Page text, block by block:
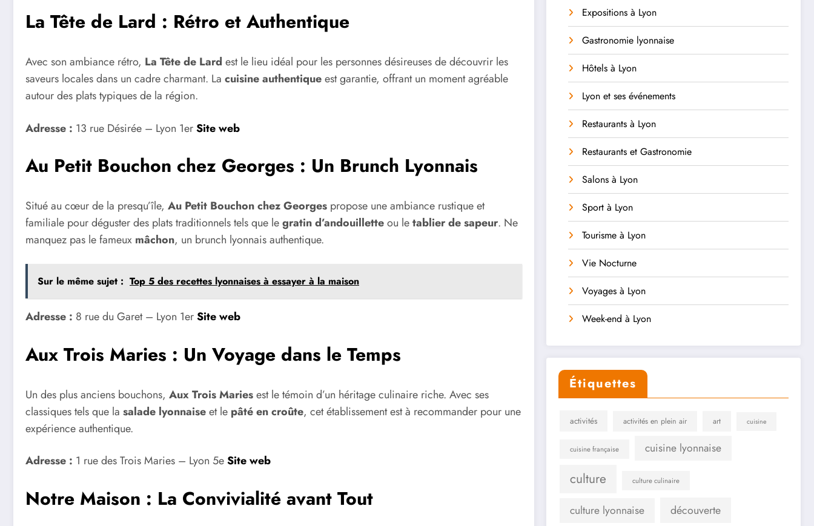
La Tête de Lard : Rétro et Authentique
Avec son ambiance rétro, La Tête de Lard est le lieu idéal pour les personnes désireuses de découvrir les
saveurs locales dans un cadre charmant. La cuisine authentiqueest garantie, offrant un moment agréable
autour des plats typiques de la région.
Adresse : 13 rue Désirée – Lyon 1erSite web
Au Petit Bouchon chez Georges : Un Brunch Lyonnais
Situé au cœur de la presqu’île, Au Petit Bouchon chez Georges propose une ambiance rustique et
familiale pour déguster des plats traditionnels tels que legratin d’andouilletteou letablier de sapeur. Ne
manquez pas le fameux mâchon, un brunch lyonnais authentique.
Sur le même sujet : Top 5 des recettes lyonnaises à essayer à la maison
Adresse : 8 rue du Garet – Lyon 1erSite web
Aux Trois Maries : Un Voyage dans le Temps
Un des plus anciens bouchons, Aux Trois Mariesest le témoin d’un héritage culinaire riche. Avec ses
classiques tels que la salade lyonnaiseet le pâté en croûte, cet établissement est à recommander pour une
expérience authentique.
Adresse : 1 rue des Trois Maries – Lyon 5eSite web
Notre Maison : La Convivialité avant Tout
Expositions à Lyon
Gastronomie lyonnaise
Hôtels à Lyon
Lyon et ses événements
Restaurants à Lyon
Restaurants et Gastronomie
Salons à Lyon
Sport à Lyon
Tourisme à Lyon
Vie Nocturne
Voyages à Lyon
Week-end à Lyon
Étiquettes
activités activités en plein air art cuisine
cuisine française cuisine lyonnaise
culture culture culinaire
culture lyonnaise découverte